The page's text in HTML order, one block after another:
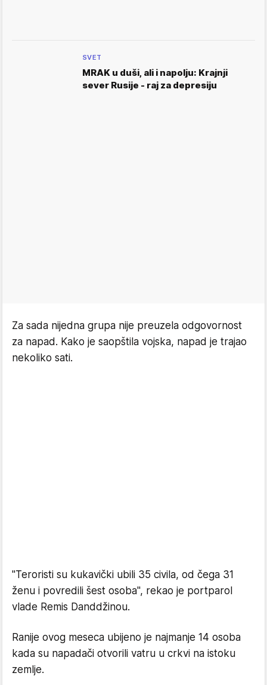
SVET
MRAK u duši, ali i napolju: Krajnji
sever Rusije - raj za depresiju
Za sada nijedna grupa nije preuzela odgovornost
za napad. Kako je saopštila vojska, napad je trajao
nekoliko sati.
"Teroristi su kukavički ubili 35 civila, od čega 31
ženu i povredili šest osoba", rekao je portparol
vlade Remis Danddžinou.
Ranije ovog meseca ubijeno je najmanje 14 osoba
kada su napadači otvorili vatru u crkvi na istoku
zemlje.